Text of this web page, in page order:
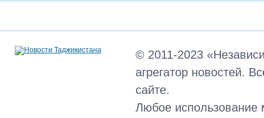
© 2011-2023
агрегатор новостей.
сайте.
Любое использование